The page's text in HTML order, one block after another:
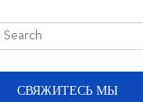
СВЯЖИТЕСЬ МЫ